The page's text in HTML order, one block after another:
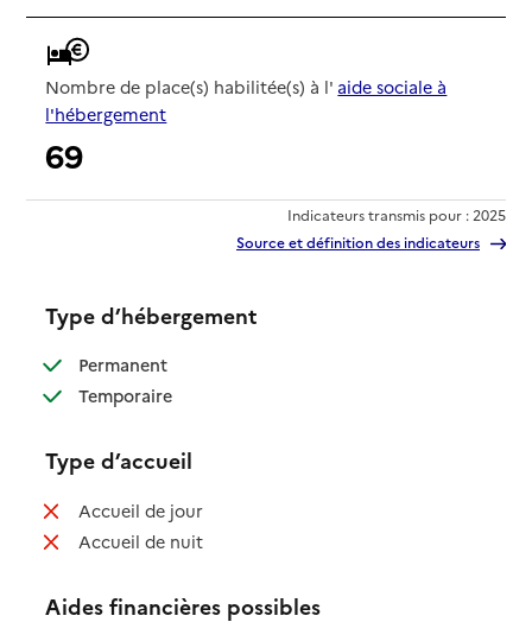
Nombre de place(s) habilitée(s) à l' aide sociale à
l'hébergement
69
Indicateurs transmis pour : 2025
Source et définition des indicateurs
Type d’hébergement
Permanent: disponible
Temporaire: disponible
Type d’accueil
Accueil de jour: non disponible
Accueil de nuit: non disponible
Aides financières possibles